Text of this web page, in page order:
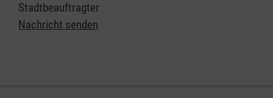
Stadtbeauftragter
Nachricht senden